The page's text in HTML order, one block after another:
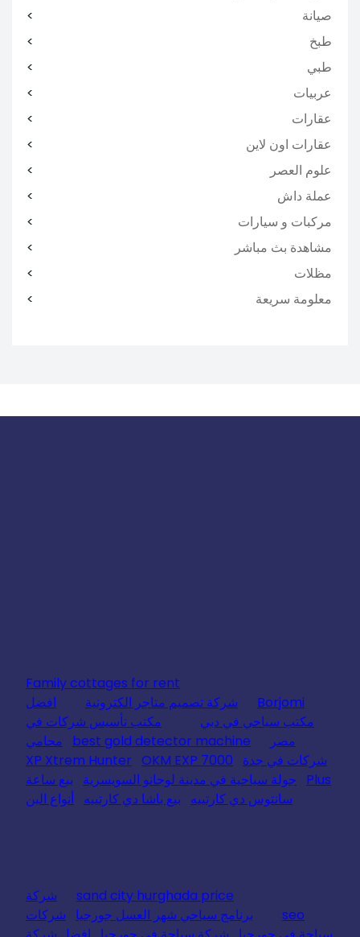
صيانة
طبخ
طبي
عربيات
عقارات
عقارات اون لاين
علوم العصر
عملة داش
مركبات و سيارات
مشاهدة بث مباشر
مظلات
معلومة سريعة
Family cottages for rent
Borjomi
شركة تصميم متاجر الكترونية
افضل
مكتب سياحي في دبي
مكتب تأسيس شركات في
مصر
best gold detector machine
محامي
شركات في جدة
XP Xtrem Hunter OKM EXP 7000
Plus
جولة سياحية في مدينة لوجانو السويسرية
بيع ساعة
سانتوس دي كارتييه
بيع باشا دي كارتييه أنواع البن
sand city hurghada price
شركة
seo
برنامج سياحي شهر العسل جورجيا
شركات